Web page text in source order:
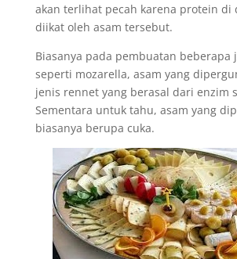
akan terlihat pecah karena protein di
diikat oleh asam tersebut.
Biasanya pada pembuatan beberapa
seperti mozarella, asam yang
jenis rennet yang berasal dari enzim
Sementara untuk tahu, asam yang
biasanya berupa cuka.